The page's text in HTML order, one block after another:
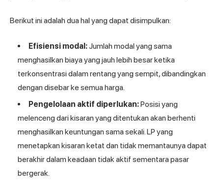
Berikut ini adalah dua hal yang dapat disimpulkan:
Efisiensi modal:Jumlah modal yang sama
menghasilkan biaya yang jauh lebih besar ketika
terkonsentrasi dalam rentang yang sempit, dibandingkan
dengan disebar ke semua harga.
Pengelolaan aktif diperlukan:Posisi yang
melenceng dari kisaran yang ditentukan akan berhenti
menghasilkan keuntungan sama sekali. LP yang
menetapkan kisaran ketat dan tidak memantaunya dapat
berakhir dalam keadaan tidak aktif sementara pasar
bergerak.